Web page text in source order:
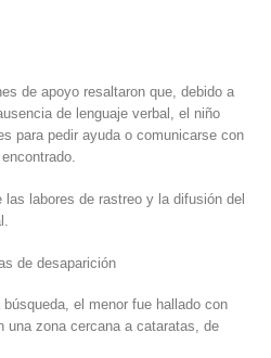
de apoyo resaltaron que, debido a
de lenguaje verbal, el niño
para pedir ayuda o comunicarse con
labores de rastreo y la difusión del
de desaparición
el menor fue hallado con
una zona cercana a cataratas, de